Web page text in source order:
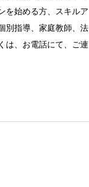
を始める方、スキルア
別指導、家庭教師、法
は、お電話にて、ご連